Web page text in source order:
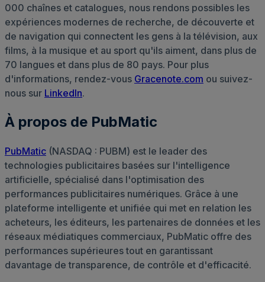
000 chaînes et catalogues, nous rendons possibles les
expériences modernes de recherche, de découverte et
de navigation qui connectent les gens à la télévision, aux
films, à la musique et au sport qu'ils aiment, dans plus de
70 langues et dans plus de 80 pays. Pour plus
d'informations, rendez-vous Gracenote.com ou suivez-
nous sur LinkedIn.
À propos de PubMatic
PubMatic (NASDAQ : PUBM) est le leader des
technologies publicitaires basées sur l'intelligence
artificielle, spécialisé dans l'optimisation des
performances publicitaires numériques. Grâce à une
plateforme intelligente et unifiée qui met en relation les
acheteurs, les éditeurs, les partenaires de données et les
réseaux médiatiques commerciaux, PubMatic offre des
performances supérieures tout en garantissant
davantage de transparence, de contrôle et d'efficacité.